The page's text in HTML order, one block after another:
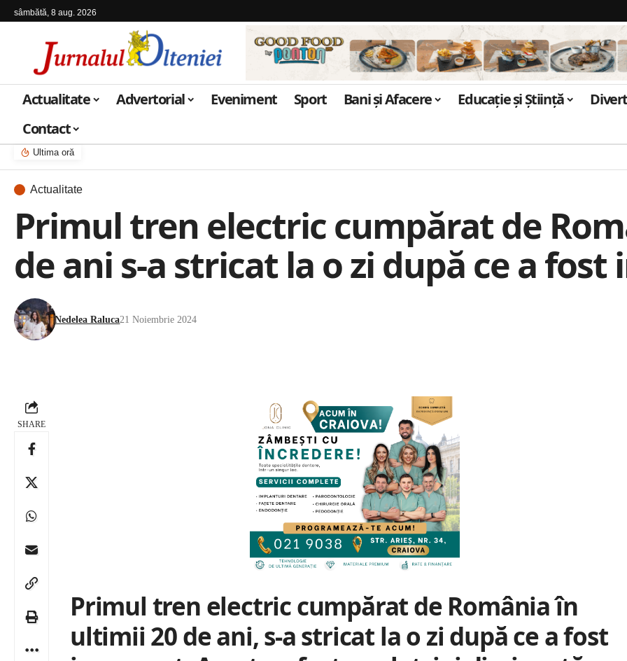
sâmbătă, 8 aug. 2026
Actualitate Advertorial Eveniment Sport Bani și Afacere Educație și Știință
Contact
Ultima oră
Actualitate
Primul tren electric cumpărat de
de ani s-a stricat la o zi după ce a
Nedelea Raluca21 Noiembrie 2024
SHARE
Primul tren electric cumpărat de România în
ultimii 20 de ani, s-a stricat la o zi după ce a fost